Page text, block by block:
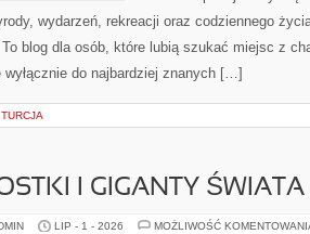
wydarzeń, rekreacji oraz codziennego
blog dla osób, które lubią szukać miejsc z
wyłącznie do najbardziej znanych […]
TURCJA
I GIGANTY ŚWIATA
LIP - 1 - 2026 MOŻLIWOŚĆ